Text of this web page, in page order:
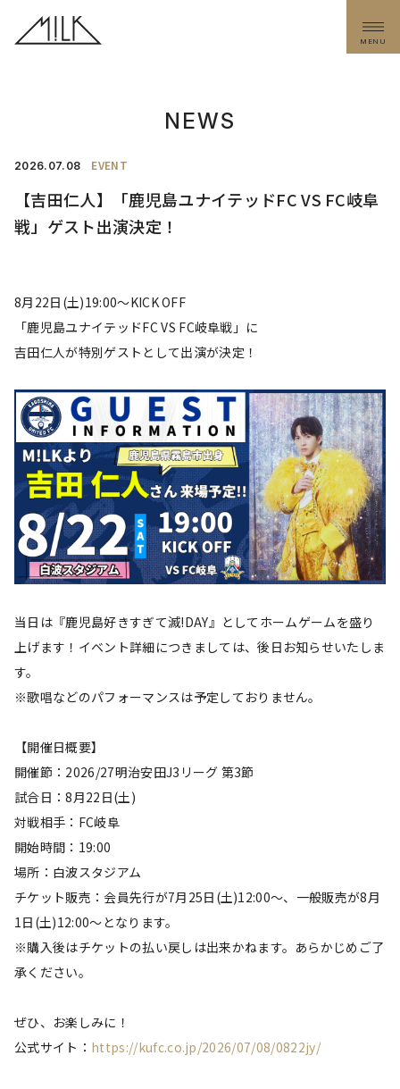
MENU
NEWS
2026. 07.08 EVENT
【吉田仁人】「鹿児島ユナイテッドFC VS FC岐阜
戦」ゲスト出演決定！
8月22日(土)19:00〜KICK OFF
「鹿児島ユナイテッドFC VS FC岐阜戦」に
吉田仁人が特別ゲストとして出演が決定！
当日は『鹿児島好きすぎて滅!DAY』としてホームゲームを盛り
上げます！イベント詳細につきましては、後日お知らせいたしま
す。
※歌唱などのパフォーマンスは予定しておりません。
【開催日概要】
開催節：2026/27明治安田J3リーグ 第3節
試合日：8月22日(土)
対戦相手：FC岐阜
開始時間：19:00
場所：白波スタジアム
チケット販売：会員先行が7月25日(土)12:00〜、一般販売が8月
1日(土)12:00〜となります。
※購入後はチケットの払い戻しは出来かねます。あらかじめご了
承ください。
ぜひ、お楽しみに！
公式サイト： https://kufc.co.jp/2026/07/08/0822jy/